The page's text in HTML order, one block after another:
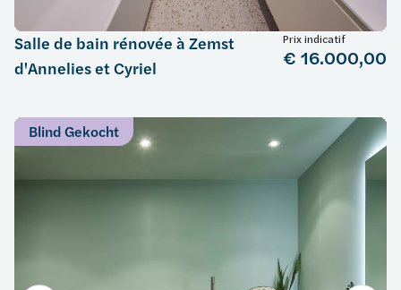
Salle de bain rénovée à Zemst
d'Annelies et Cyriel
Prix indicatif
€ 16.000,00
Blind Gekocht